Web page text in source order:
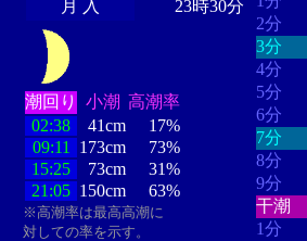
月 入
23時30分
潮回り 小潮 高潮率
02:38
41cm
17%
09:11
173cm
73%
15:25
73cm
31%
21:05 150cm 63%
※高潮率は最高高潮に
対しての率を示す。
2分
3分
4分
5分
6分
7分
8分
9分
干潮
1分